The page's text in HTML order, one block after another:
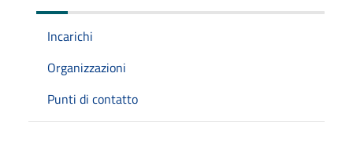
Incarichi
Organizzazioni
Punti di contatto